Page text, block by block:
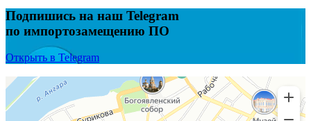
Подпишись на наш Telegram
по импортозамещению ПО
Открыть в Telegram